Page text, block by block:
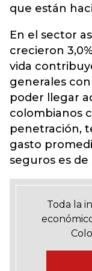
que están
En el sector
crecieron
vida
generales
poder llegar
colombianos
penetración,
gasto
seguros es de
Toda la